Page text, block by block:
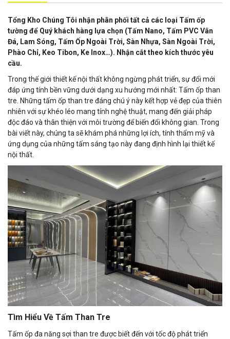
Tổng Kho Chúng Tôi nhận phân phối tất cả các loại Tấm ốp
tường để Quý khách hàng lựa chọn (Tấm Nano, Tấm PVC Vân
Đá, Lam Sóng, Tấm Ốp Ngoài Trời, Sàn Nhựa, Sàn Ngoài Trời,
Phào Chỉ, Keo Tibon, Ke Inox…). Nhận cắt theo kích thước yêu
cầu.
Trong thế giới thiết kế nội thất không ngừng phát triển, sự đổi mới
đáp ứng tính bền vững dưới dạng xu hướng mới nhất: Tấm ốp than
tre. Những tấm ốp than tre đáng chú ý này kết hợp vẻ đẹp của thiên
nhiên với sự khéo léo mang tính nghệ thuật, mang đến giải pháp
độc đáo và thân thiện với môi trường để biến đổi không gian. Trong
bài viết này, chúng ta sẽ khám phá những lợi ích, tính thẩm mỹ và
ứng dụng của những tấm sáng tạo này đang định hình lại thiết kế
nội thất.
Tìm Hiểu Về Tấm Than Tre
Tấm ốp đa năng sợi than tre được biết đến với tốc độ phát triển